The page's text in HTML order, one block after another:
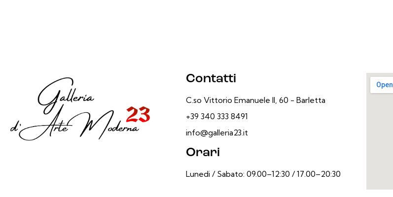
Contatti
C.so Vittorio Emanuele II, 60 - Barletta
+39 340 333 8491
info@galleria23.it
Orari
Lunedi / Sabato: 09.00–12:30 / 17.00–20:30